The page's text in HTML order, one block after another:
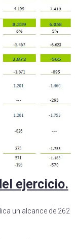
ejercicio.
un alcance de 262